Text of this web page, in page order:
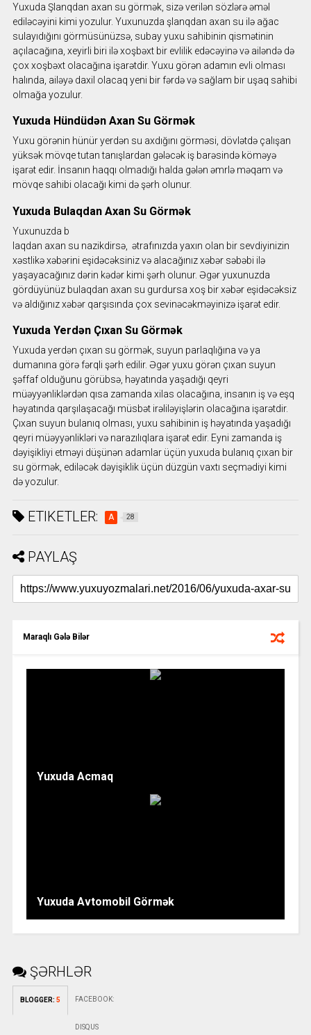
Yuxuda Şlanqdan axan su görmək, sizə verilən sözlərə əməl
ediləcəyini kimi yozulur. Yuxunuzda şlanqdan axan su ilə ağac
sulayıdığını görmüsünüzsə, subay yuxu sahibinin qismətinin
açılacağına, xeyirli biri ilə xoşbəxt bir evlilik edəcəyinə və ailəndə də
çox xoşbəxt olacağına işarətdir. Yuxu görən adamın evli olması
halında, ailəyə daxil olacaq yeni bir fərdə və sağlam bir uşaq sahibi
olmağa yozulur.
Yuxuda Hündüdən Axan Su Görmək
Yuxu görənin hünür yerdən su axdığını görməsi, dövlətdə çalışan
yüksək mövqe tutan tanışlardan gələcək iş barəsində köməyə
işarət edir. İnsanın haqqı olmadığı halda gələn əmrlə məqam və
mövqe sahibi olacağı kimi də şərh olunur.
Yuxuda Bulaqdan Axan Su Görmək
Yuxunuzda b
laqdan axan su nazikdirsə, ətrafınızda yaxın olan bir sevdiyinizin
xəstlikə xəbərini eşidəcəksiniz və alacağınız xəbər səbəbi ilə
yaşayacağınız dərin kədər kimi şərh olunur. Əgər yuxunuzda
gördüyünüz bulaqdan axan su gurdursa xoş bir xəbər eşidəcəksiz
və aldığınız xəbər qarşısında çox sevinəcəkməyinizə işarət edir.
Yuxuda Yerdən Çıxan Su Görmək
Yuxuda yerdən çıxan su görmək, suyun parlaqlığına və ya
dumanına görə fərqli şərh edilir. Əgər yuxu görən çıxan suyun
şəffaf olduğunu görübsə, həyatında yaşadığı qeyri
müəyyənliklərdən qısa zamanda xilas olacağına, insanın iş və eşq
həyatında qarşılaşacağı müsbət irəliləyişlərin olacağına işarətdir.
Çıxan suyun bulanıq olması, yuxu sahibinin iş həyatında yaşadığı
qeyri müəyyənlikləri və narazılıqlara işarət edir. Eyni zamanda iş
dəyişikliyi etməyi düşünən adamlar üçün yuxuda bulanıq çıxan bir
su görmək, ediləcək dəyişiklik üçün düzgün vaxtı seçmədiyi kimi
də yozulur.
ETIKETLER: A 28
PAYLAŞ
Maraqlı Gələ Bilər
Yuxuda Acmaq
Yuxuda Avtomobil Görmək
ŞƏRHLƏR
BLOGGER: 5 FACEBOOK:
DISQUS